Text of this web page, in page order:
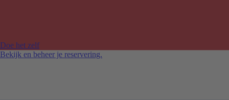
Doe het zelf
Bekijk en beheer je reservering.
Melbourne Tullamarine luchthaven
Perth luchthaven
Sydney luchthaven